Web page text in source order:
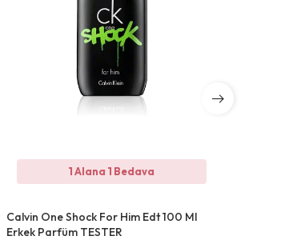
1 Alana 1 Bedava
Calvin One Shock For Him Edt 100 Ml
Erkek Parfüm TESTER